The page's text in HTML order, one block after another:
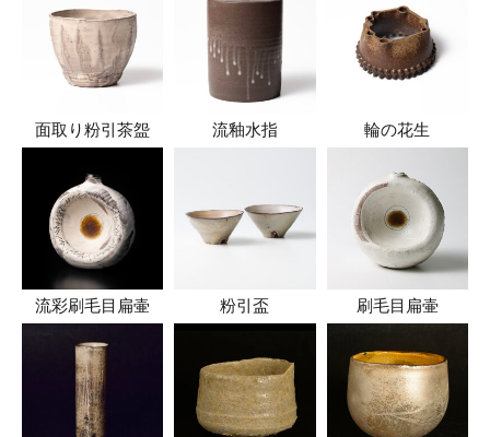
面取り粉引茶盌 流釉水指 輪の花生
流彩刷毛目扁壷 粉引盃 刷毛目扁壷